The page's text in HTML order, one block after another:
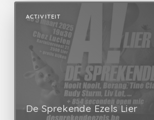
ACTIVITEIT
De Sprekende Ezels Lier